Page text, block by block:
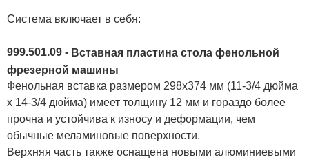
Система включает в себя:
999.501.09 - Вставная пластина стола фенольной
фрезерной машины
Фенольная вставка размером 298x374 мм (11-3/4 дюйма
x 14-3/4 дюйма) имеет толщину 12 мм и гораздо более
прочна и устойчива к износу и деформации, чем
обычные меламиновые поверхности.
Верхняя часть также оснащена новыми алюминиевыми